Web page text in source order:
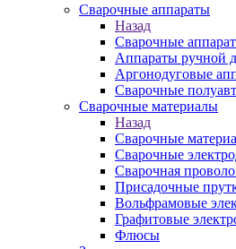
Сварочные аппараты
Назад
Сварочные
Аппараты ручной
Аргонодуговые
Сварочные
Сварочные материалы
Назад
Сварочные
Сварочные
Сварочная
Присадочные
Вольфрамовые
Графитовые
Флюсы